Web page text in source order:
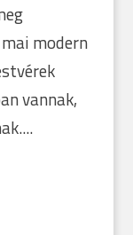
modern
vannak,